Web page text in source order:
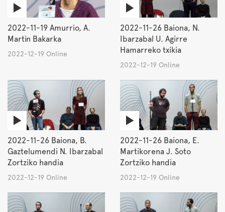
2022-11-19 Amurrio, A.
Martin Bakarka
2022-12-19 Online
2022-11-26 Baiona, N.
Ibarzabal U. Agirre
Hamarreko txikia
2022-12-19 Online
2022-11-26 Baiona, B.
Gaztelumendi N. Ibarzabal
Zortziko handia
2022-12-19 Online
2022-11-26 Baiona, E.
Martikorena J. Soto
Zortziko handia
2022-12-19 Online